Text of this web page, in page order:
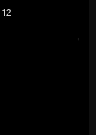
12